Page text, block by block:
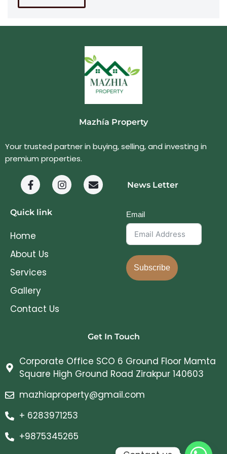
Mazhía Property
Your trusted partner in buying, selling, and investing in
premium properties.
Quick link
Home
About Us
Services
Gallery
Contact Us
News Letter
Email
Subscribe
Get In Touch
Corporate Office SCO 6 Ground Floor Mamta
Square High Ground Road Zirakpur 140603
mazhiaproperty@gmail.com
+ 6283971253
+9875345265